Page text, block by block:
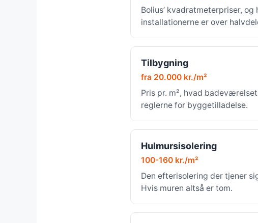
Bolius’ kvadratmeterpriser, og
installationerne er over
Tilbygning
fra 20.000 kr./m²
Pris pr. m², hvad
reglerne for byggetilladelse.
Hulmursisolering
100-160 kr./m²
Den efterisolering der tjener
Hvis muren altså er tom.